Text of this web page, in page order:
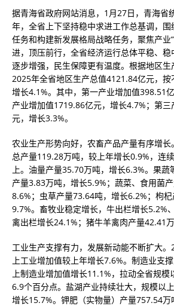
据青海省政府网站消息，1月27日，青海省
年，全省上下坚持稳中求进工作总基调，
任务和构建新发展格局战略任务，聚焦产业
进，顶压前行，全省经济运行总体平稳、
逐步增强，民生保障更有温度。根据地区生
2025年全省地区生产总值4121.84亿元，
增长4.1%。其中，第一产业增加值398.51
产业增加值1719.86亿元，增长4.7%；第
元，增长3.3%。
农业生产形势向好，农畜产品产量有序增
总产量119.28万吨，较上年增长0.9%，连
上。油量产量35.70万吨，增长6.3%。果
产量3.83万吨，增长5.9%；蔬菜、食用菌
8.6%；虫草产量73.64吨，增长6.2%；枸
9.7%。畜牧业稳定增长，牛出栏增长5.2%
禽出栏增长24.1%；猪牛羊禽肉产量42.41万
工业生产支撑有力，发展新动能不断扩大
上工业增加值较上年增长7.6%。制造业支
上制造业增加值增长11.1%，拉动全省规
6.9个百分点。盐湖产业持续壮大，规模以
增长15.7%。钾肥（实物量）产量757.54